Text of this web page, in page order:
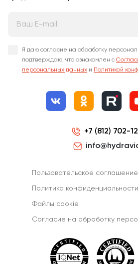
Я даю согласие на обработку
подтверждаю, что ознакомлен с
персональных данных и Политикой
+7 (812) 702-
Пользовательское соглашение
Политика конфиденциальности
Файлы cookie
Согласиe на обработку